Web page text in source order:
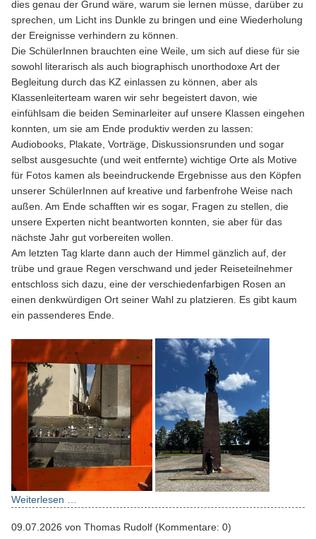
dies genau der Grund wäre, warum sie lernen müsse, darüber zu
sprechen, um Licht ins Dunkle zu bringen und eine Wiederholung
der Ereignisse verhindern zu können.
Die SchülerInnen brauchten eine Weile, um sich auf diese für sie
sowohl literarisch als auch biographisch unorthodoxe Art der
Begleitung durch das KZ einlassen zu können, aber als
Klassenleiterteam waren wir sehr begeistert davon, wie
einfühlsam die beiden Seminarleiter auf unsere Klassen eingehen
konnten, um sie am Ende produktiv werden zu lassen:
Audiobooks, Plakate, Vorträge, Diskussionsrunden und sogar
selbst ausgesuchte (und weit entfernte) wichtige Orte als Motive
für Fotos kamen als beeindruckende Ergebnisse aus den Köpfen
unserer SchülerInnen auf kreative und farbenfrohe Weise nach
außen. Am Ende ​schafften wir es sogar, Fragen zu stellen, die
unsere Experten nicht beantworten konnten, sie aber für das
nächste Jahr gut vorbereiten wollen.
Am letzten Tag klarte dann auch der Himmel gänzlich auf, der
trübe und graue Regen verschwand und jeder Reiseteilnehmer
entschloss sich dazu, eine der verschiedenfarbigen Rosen an
einen denkwürdigen Ort seiner Wahl zu platzieren. Es gibt kaum
ein passenderes Ende.
Weiterlesen …
09.07.2026 von Thomas Rudolf (Kommentare: 0)